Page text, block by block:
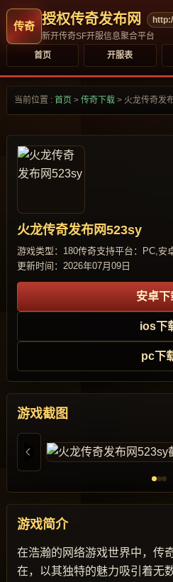
授权传奇发布网
新开传奇SF开服信息聚合平台
首页
开服表
当前位置 : 首页 > 传奇下载 > 火龙传奇发
火龙传奇发布网523sy
游戏类型：180传奇支持平台：PC,安
更新时间：2026年07月09日
安卓下
ios下
pc下
游戏截图
游戏简介
在浩瀚的网络游戏世界中，传
在，以其独特的魅力吸引着无